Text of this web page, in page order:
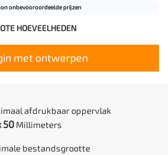
onbevooroordeelde prijzen
HOEVEELHEDEN
met ontwerpen
afdrukbaar oppervlak
50Millimeters
bestandsgrootte